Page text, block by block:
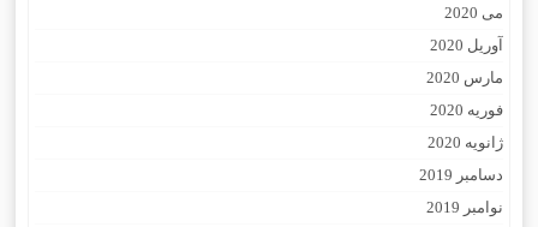
می 2020
آوریل 2020
مارس 2020
فوریه 2020
ژانویه 2020
دسامبر 2019
نوامبر 2019